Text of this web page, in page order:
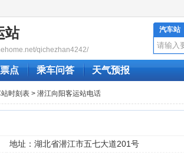
站
qichezhan4242/
汽车站
点 乘车问答 天气预报
时刻表 > 潜江向阳客运站电话
地址：湖北省潜江市五七大道201号